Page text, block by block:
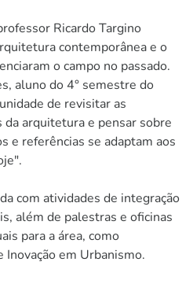
Ricardo Targino
contemporânea e o
o campo no passado.
aluno do 4° semestre do
de revisitar as
arquitetura e pensar sobre
e referências se adaptam aos
com atividades de integração
além de palestras e oficinas
para a área, como
em Urbanismo.